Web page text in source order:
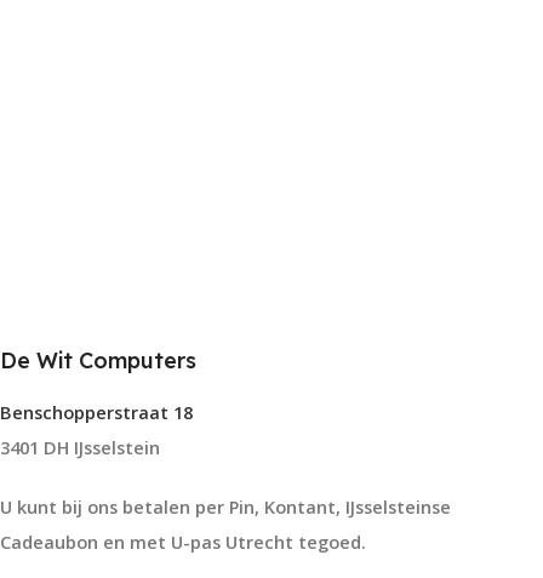
De Wit Computers
Benschopperstraat 18
3401 DH IJsselstein
U kunt bij ons betalen per Pin, Kontant, IJsselsteinse
Cadeaubon en met U-pas Utrecht tegoed.